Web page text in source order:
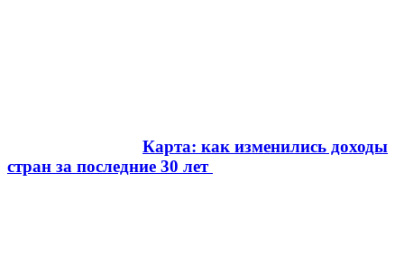
Карта: как изменились доходы
стран за последние 30 лет